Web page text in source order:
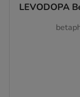
LEVODOPA